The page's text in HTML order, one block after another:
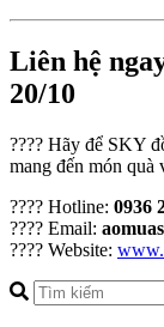
Liên hệ
20/10
???? Hãy để SKY
mang đến món quà
???? Hotline: 0936
???? Email:
???? Website: